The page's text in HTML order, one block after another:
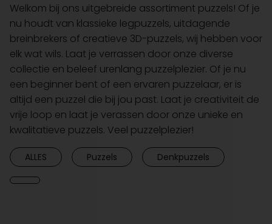
Welkom bij ons uitgebreide assortiment puzzels! Of je
nu houdt van klassieke legpuzzels, uitdagende
breinbrekers of creatieve 3D-puzzels, wij hebben voor
elk wat wils. Laat je verrassen door onze diverse
collectie en beleef urenlang puzzelplezier. Of je nu
een beginner bent of een ervaren puzzelaar, er is
altijd een puzzel die bij jou past. Laat je creativiteit de
vrije loop en laat je verassen door onze unieke en
kwalitatieve puzzels. Veel puzzelplezier!
ALLES Puzzels Denkpuzzels